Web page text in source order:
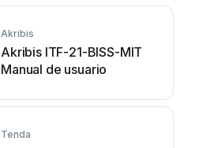
Akribis
Akribis ITF-21-BISS-MIT
Manual de usuario
Tenda